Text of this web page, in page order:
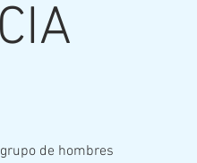
de hombres